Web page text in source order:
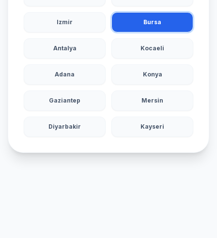
Izmir Bursa
Antalya Kocaeli
Adana Konya
Gaziantep Mersin
Diyarbakir Kayseri